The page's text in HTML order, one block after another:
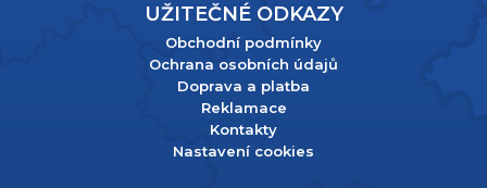
UŽITEČNÉ ODKAZY
Obchodní podmínky
Ochrana osobních údajů
Doprava a platba
Reklamace
Kontakty
Nastavení cookies